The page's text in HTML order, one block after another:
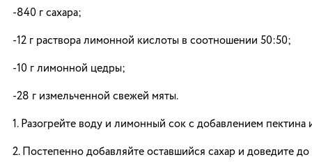
-840 г сахара;
-12 г раствора лимонной кислоты в соотношении 50:50;
-10 г лимонной цедры;
-28 г измельченной свежей мяты.
1. Разогрейте воду и лимонный сок с добавлением пектина
2. Постепенно добавляйте оставшийся сахар и доведите